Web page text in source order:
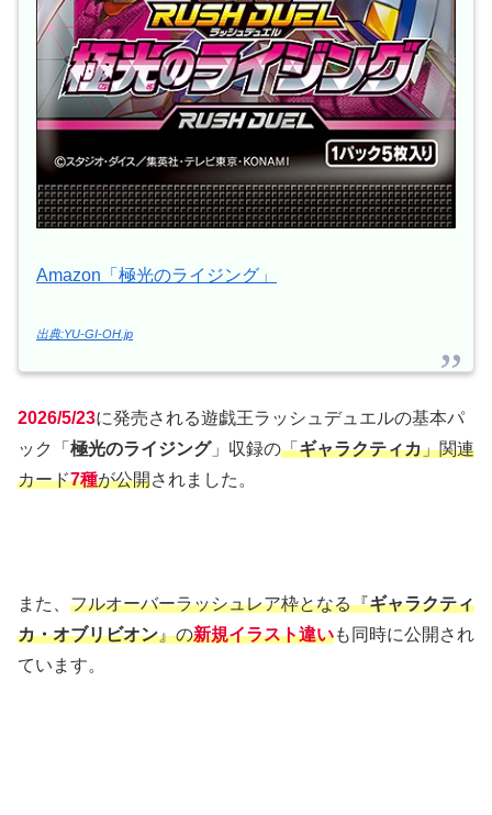
Amazon「極光のライジング」
出典:YU-GI-OH.jp
2026/5/23に発売される遊戯王ラッシュデュエルの基本パ
ック「 極光のライジング」収録の「ギャラクティカ」関連
カード7種が公開されました。
また、 フルオーバーラッシュレア枠となる『ギャラクティ
カ・オブリビオン』の新規イラスト違いも同時に公開され
ています。